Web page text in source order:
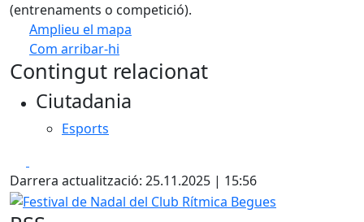
(entrenaments o competició).
Amplieu el mapa
Com arribar-hi
+
−
Contingut relacionat
Ciutadania
Esports
Darrera actualització: 25.11.2025 | 15:56
Festival de Nadal del Club Rítmica Begues